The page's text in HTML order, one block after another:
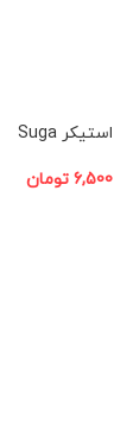
استیکر Suga
6,500 تومان